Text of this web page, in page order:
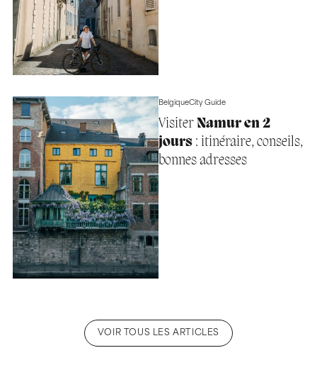
BelgiqueCity Guide
VisiterNamur en 2
jours: itinéraire, conseils,
bonnes adresses
VOIR TOUS LES ARTICLES